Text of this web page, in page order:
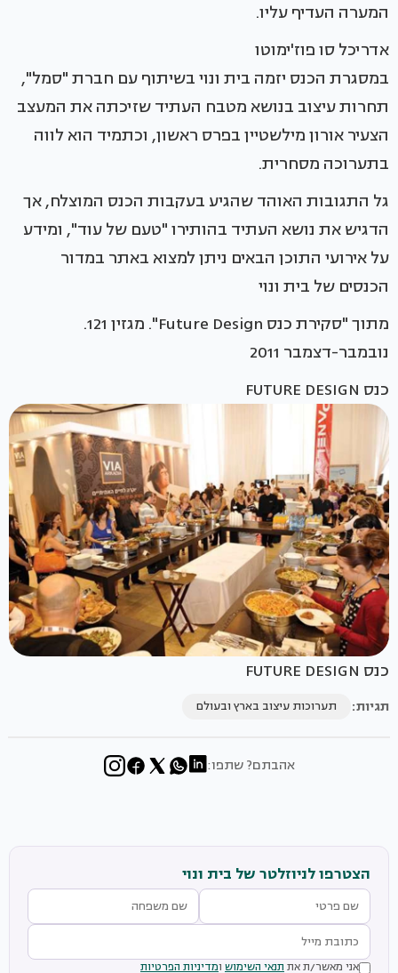
המערה העדיף עליו.
אדריכל סו פוז'ימוטו
במסגרת הכנס יזמה בית ונוי בשיתוף עם חברת "סמל",
תחרות עיצוב בנושא מטבח העתיד שזיכתה את המעצב
הצעיר אורון מילשטיין בפרס ראשון, וכתמיד הוא לווה
בתערוכה מסחרית.
גל התגובות האוהד שהגיע בעקבות הכנס המוצלח, אך
הדגיש את נושא העתיד בהותירו "טעם של עוד", ומידע
על אירועי התוכן הבאים ניתן למצוא באתר במדור
הכנסים של בית ונוי
מתוך "סקירת כנס Future Design". מגזין 121.
נובמבר-דצמבר 2011
כנס FUTURE DESIGN
כנס FUTURE DESIGN
תגיות: תערוכות עיצוב בארץ ובעולם
אהבתם? שתפו:
הצטרפו לניוזלטר של בית ונוי
אני מאשר/ת את תנאי השימוש ומדיניות הפרטיות